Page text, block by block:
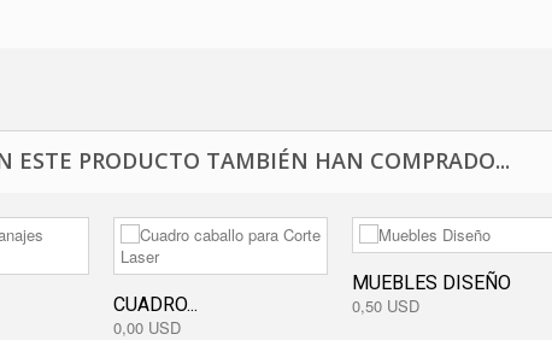
ESTE PRODUCTO TAMBIÉN HAN COMPRADO...
CUADRO...
0,00 USD
MUEBLES DISEÑO
0,50 USD